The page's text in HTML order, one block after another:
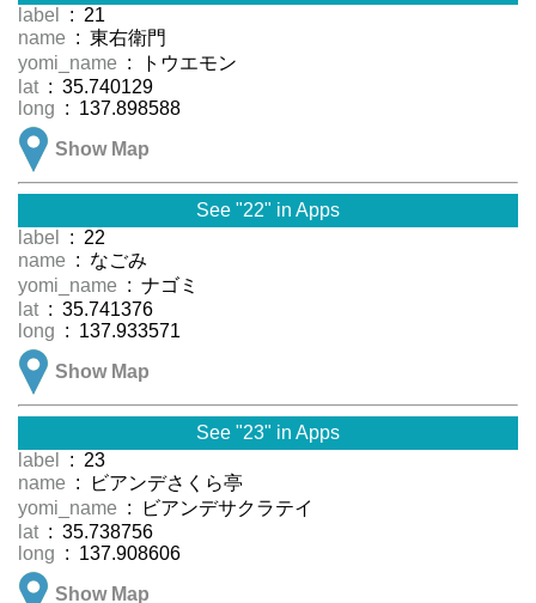
label
: 21
name : 東右衛門
yomi_name : トウエモン
lat : 35.740129
long : 137.898588
Show Map
See "22" in Apps
label
: 22
name : なごみ
yomi_name : ナゴミ
lat : 35.741376
long : 137.933571
Show Map
See "23" in Apps
label
: 23
name : ビアンデさくら亭
yomi_name : ビアンデサクラテイ
lat : 35.738756
long : 137.908606
Show Map